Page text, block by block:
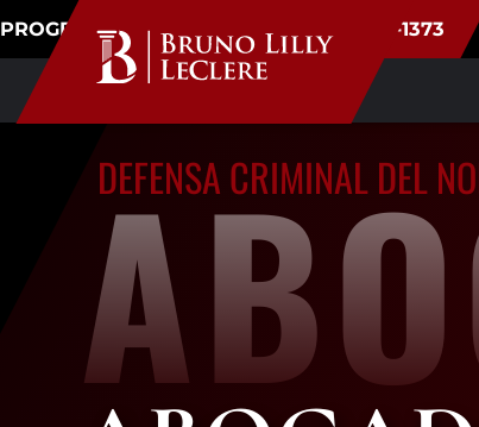
PROGRAMAR CONSULTA (720) 340-1373
DEFENSA CRIMINAL DEL